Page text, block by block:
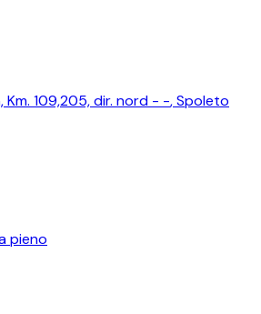
Km. 109,205, dir. nord - -,Spoleto
pieno